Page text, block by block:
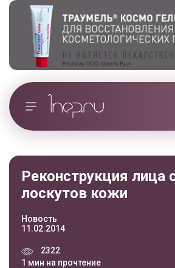
Реконструкция
лоскутов кожи
Новость
11.02.2014
2322
1 мин на прочтение